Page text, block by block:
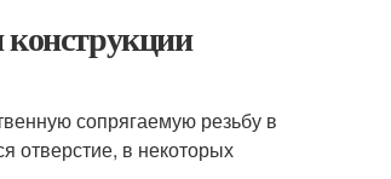
сопрягаемую резьбу в
отверстие, в некоторых